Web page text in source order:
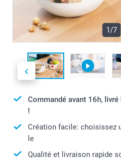
1/7
Commandé avant 16h, livré
!
Création facile: choisissez
le
Qualité et livraison rapide